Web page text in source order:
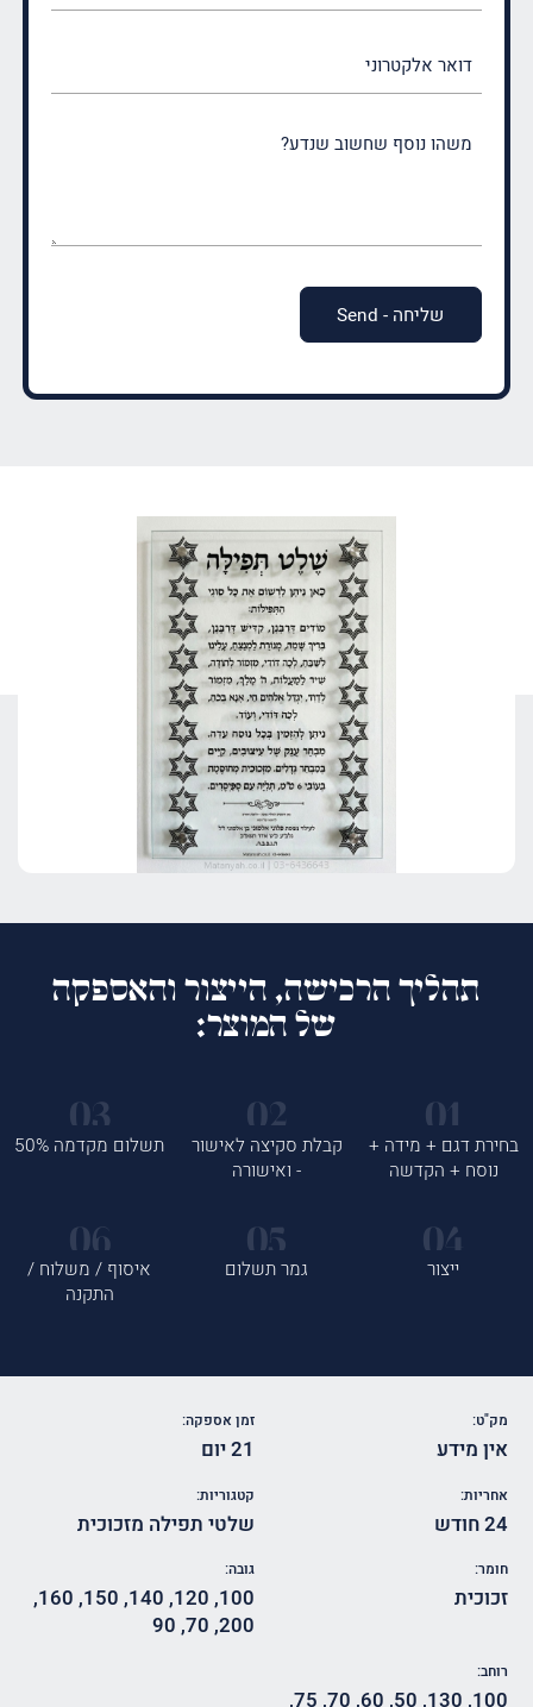
תהליך הרכישה, הייצור והאספקה
של המוצר:
בחירת דגם + מידה +
נוסח + הקדשה
קבלת סקיצה לאישור
- ואישורה
תשלום מקדמה 50%
ייצור גמר תשלום
איסוף / משלוח /
התקנה
מק"ט:
אין מידע
זמן אספקה:
21 יום
אחריות:
24 חודש
קטגוריות:
שלטי תפילה מזכוכית
חומר:
זכוכית
גובה:
100
,
120
,
140
,
150
,
160
,
200
,
70
,
90
רוחב:
100
,
130
,
50
,
60
,
70
,
75
,